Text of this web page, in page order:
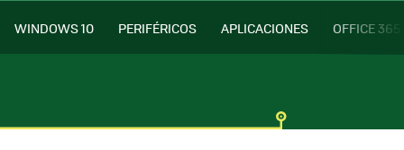
WINDOWS 10 PERIFÉRICOS APLICACIONES OFFICE 365